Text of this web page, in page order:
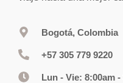
Bogotá, Colombia
+57 305 779 9220
Lun - Vie: 8:00am -